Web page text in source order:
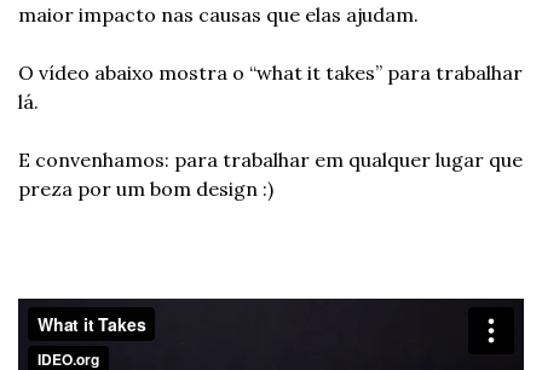
maior impacto nas causas que elas ajudam.
O vídeo abaixo mostra o “what it takes” para trabalhar
lá.
E convenhamos: para trabalhar em qualquer lugar que
preza por um bom design :)